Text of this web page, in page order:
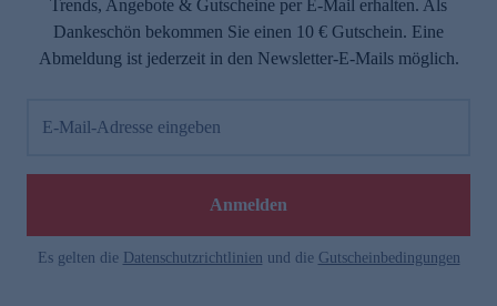
Trends, Angebote & Gutscheine per E-Mail erhalten. Als
Dankeschön bekommen Sie einen 10 € Gutschein. Eine
Abmeldung ist jederzeit in den Newsletter-E-Mails möglich.
E-Mail-Adresse eingeben
Anmelden
Es gelten die Datenschutzrichtlinien und die Gutscheinbedingungen